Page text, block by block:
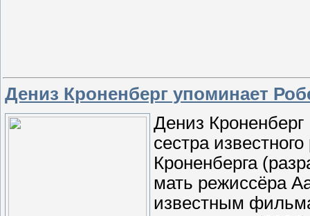
Дениз Кроненберг упоминает
Дениз
сестра
Кроненберга
мать режиcсёра
известным